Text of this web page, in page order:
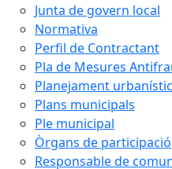
Junta de govern local
Normativa
Perfil de Contractant
Pla de Mesures
Planejament urbanístic
Plans municipals
Ple municipal
Òrgans de participació
Responsable de